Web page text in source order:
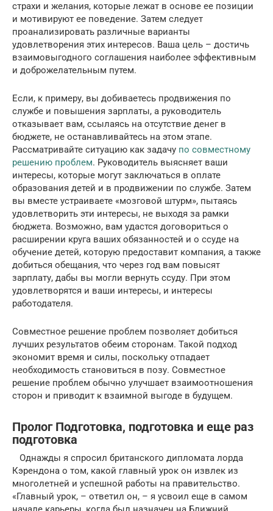
страхи и желания, которые лежат в основе ее позиции
и мотивируют ее поведение. Затем следует
проанализировать различные варианты
удовлетворения этих интересов. Ваша цель – достичь
взаимовыгодного соглашения наиболее эффективным
и доброжелательным путем.
Если, к примеру, вы добиваетесь продвижения по
службе и повышения зарплаты, а руководитель
отказывает вам, ссылаясь на отсутствие денег в
бюджете, не останавливайтесь на этом этапе.
Рассматривайте ситуацию как задачу по совместному
решению проблем. Руководитель выясняет ваши
интересы, которые могут заключаться в оплате
образования детей и в продвижении по службе. Затем
вы вместе устраиваете «мозговой штурм», пытаясь
удовлетворить эти интересы, не выходя за рамки
бюджета. Возможно, вам удастся договориться о
расширении круга ваших обязанностей и о ссуде на
обучение детей, которую предоставит компания, а также
добиться обещания, что через год вам повысят
зарплату, дабы вы могли вернуть ссуду. При этом
удовлетворятся и ваши интересы, и интересы
работодателя.
Совместное решение проблем позволяет добиться
лучших результатов обеим сторонам. Такой подход
экономит время и силы, поскольку отпадает
необходимость становиться в позу. Совместное
решение проблем обычно улучшает взаимоотношения
сторон и приводит к взаимной выгоде в будущем.
Пролог Подготовка, подготовка и еще раз
подготовка
Однажды я спросил британского дипломата лорда
Кэрендона о том, какой главный урок он извлек из
многолетней и успешной работы на правительство.
«Главный урок, – ответил он, – я усвоил еще в самом